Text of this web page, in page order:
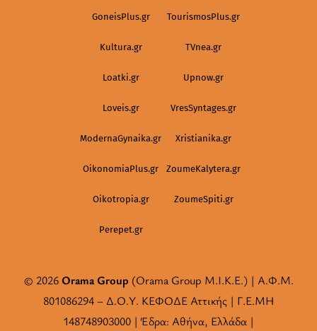
GoneisPlus.gr TourismosPlus.gr
Kultura.gr TVnea.gr
Loatki.gr Upnow.gr
Loveis.gr VresSyntages.gr
ModernaGynaika.gr Xristianika.gr
OikonomiaPlus.gr ZoumeKalytera.gr
Oikotropia.gr ZoumeSpiti.gr
Perepet.gr
© 2026Orama Group (Orama Group Μ.Ι.Κ.Ε.) | Α.Φ.Μ.
801086294 – Δ.Ο.Υ. ΚΕΦΟΔΕ Αττικής | Γ.Ε.ΜΗ
148748903000 | Έδρα: Αθήνα, Ελλάδα |